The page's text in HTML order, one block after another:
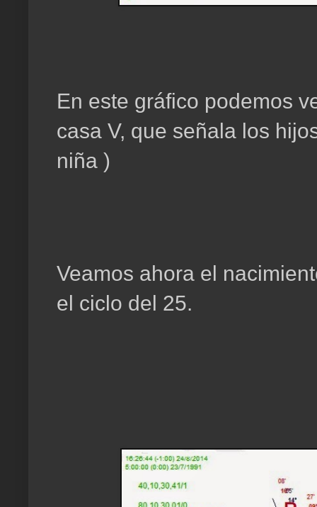
En este gráfico podemos
casa V, que señala los
niña )
Veamos ahora el
el ciclo del 25.